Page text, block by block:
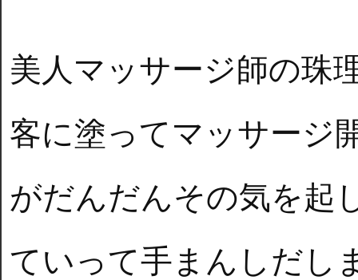
美人マッサージ師の珠
客に塗ってマッサージ
がだんだんその気を起
ていって手まんしだし